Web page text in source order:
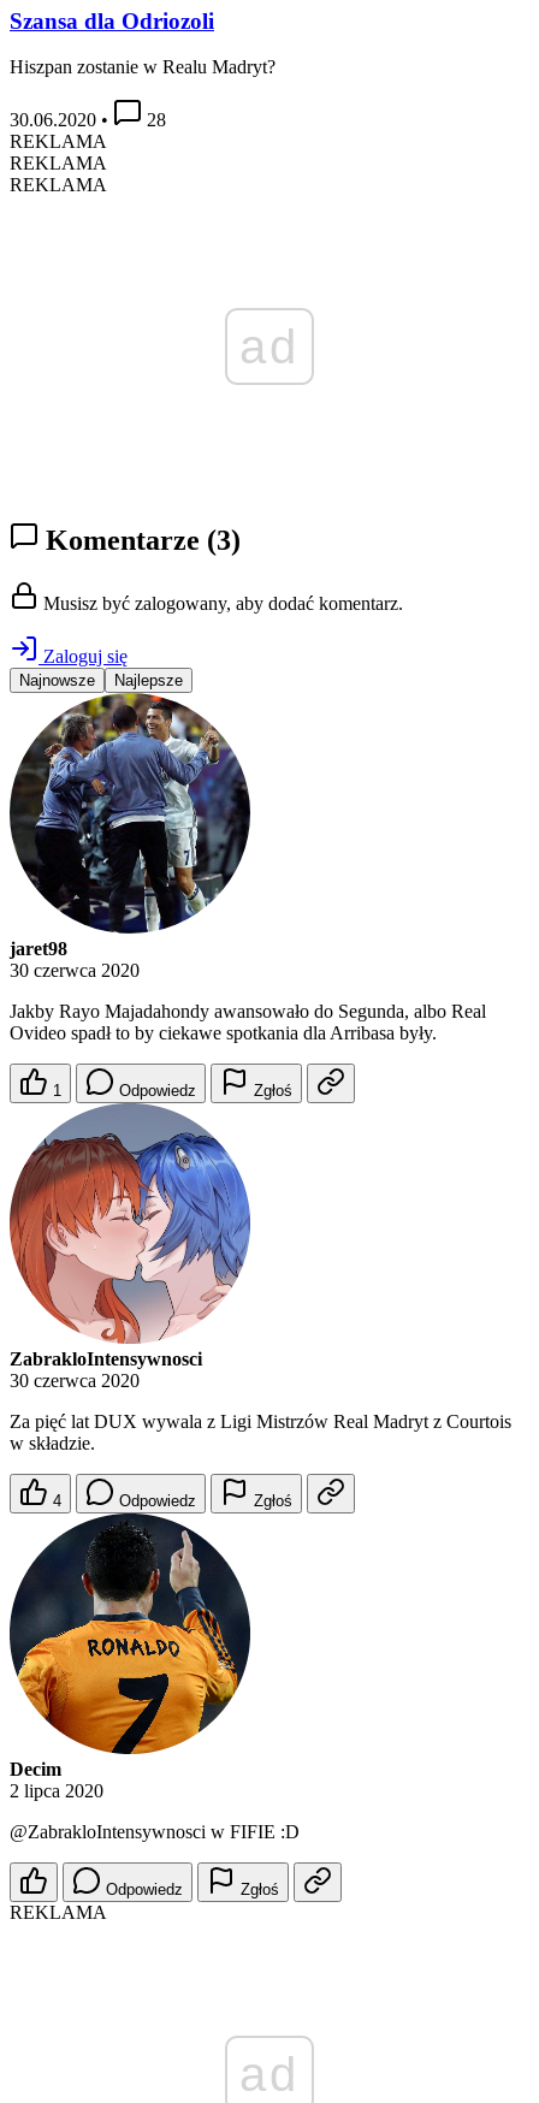
Szansa dla Odriozoli
Hiszpan zostanie w Realu Madryt?
30.06.2020 •
28
REKLAMA
REKLAMA
REKLAMA
ad
Komentarze (3)
Musisz być zalogowany, aby dodać komentarz.
Zaloguj się
Najnowsze Najlepsze
jaret98
30 czerwca 2020
Jakby Rayo Majadahondy awansowało do Segunda, albo Real
Ovideo spadł to by ciekawe spotkania dla Arribasa były.
1 Odpowiedz Zgłoś
ZabrakloIntensywnosci
30 czerwca 2020
Za pięć lat DUX wywala z Ligi Mistrzów Real Madryt z Courtois
w składzie.
4 Odpowiedz Zgłoś
Decim
2 lipca 2020
@ZabrakloIntensywnosci w FIFIE :D
Odpowiedz Zgłoś
REKLAMA
ad